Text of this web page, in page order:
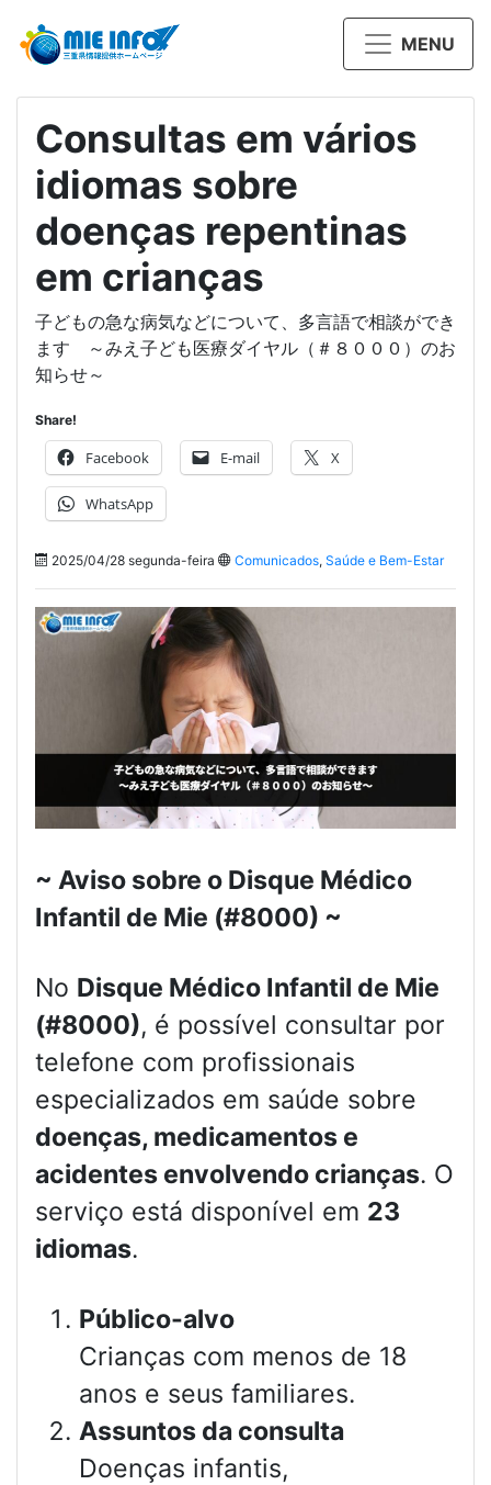
MENU
Consultas em vários
idiomas sobre
doenças repentinas
em crianças
子どもの急な病気などについて、多言語で相談ができ
ます ～みえ子ども医療ダイヤル（＃８０００）のお
知らせ～
Share!
Facebook E-mail X
WhatsApp
2025/04/28 segunda-feira Comunicados, Saúde e Bem-Estar
~ Aviso sobre o Disque Médico
Infantil de Mie (#8000) ~
No Disque Médico Infantil de Mie
(#8000), é possível consultar por
telefone com profissionais
especializados em saúde sobre
doenças, medicamentos e
acidentes envolvendo crianças. O
serviço está disponível em 23
idiomas.
Público-alvo
Crianças com menos de 18
anos e seus familiares.
Assuntos da consulta
Doenças infantis,